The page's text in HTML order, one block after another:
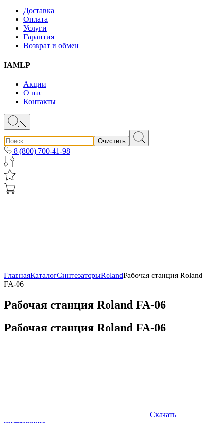
Доставка
Оплата
Услуги
Гарантия
Возврат и обмен
IAMLP
Акции
О нас
Контакты
Очистить
8 (800) 700-41-98
ГлавнаяКаталогСинтезаторыRolandРабочая станция Roland
FA-06
Рабочая станция Roland FA-06
Рабочая станция Roland FA-06
Скачать